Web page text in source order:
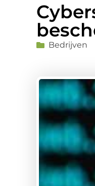
Bedrijven